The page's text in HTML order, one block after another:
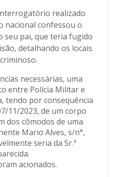
realizado
nacional confessou o
seu pai, que teria fugido
detalhando os locais
necessárias, uma
entre Polícia Militar e
tendo por consequência
11/2023, de um corpo
dos cômodos de uma
Mario Alves, s/n°,
seria da Sr.ª
acionados.